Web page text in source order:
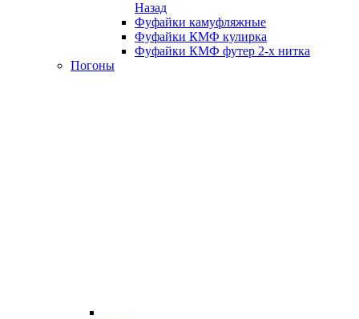
Назад
Фуфайки камуфляжные
Фуфайки КМФ кулирка
Фуфайки КМФ футер 2-х нитка
Погоны